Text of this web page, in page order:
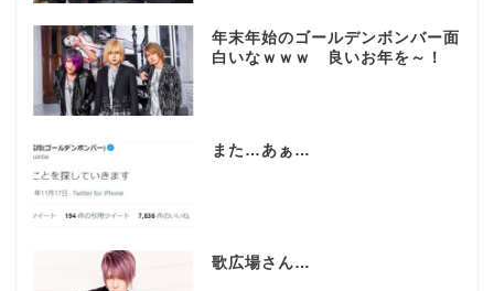
年末年始のゴールデンボンバー面
白いなｗｗｗ 良いお年を～！
また…あぁ…
歌広場さん…